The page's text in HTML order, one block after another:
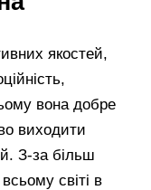
якостей,
вона добре
виходити
З-за більш
світі в